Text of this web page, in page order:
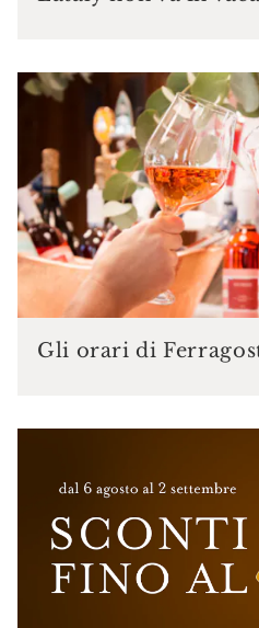
Gli orari di